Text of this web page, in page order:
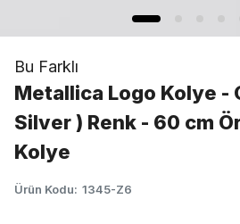
Bu Farklı
Metallica Logo Kolye -
Silver ) Renk - 60 cm
Kolye
Ürün Kodu: 1345-Z6